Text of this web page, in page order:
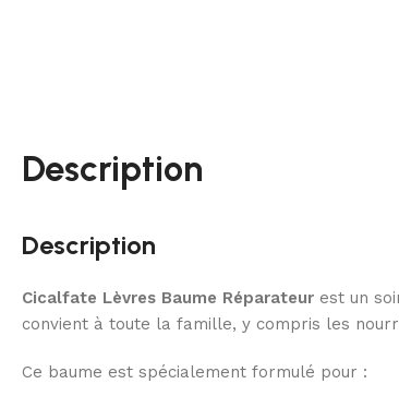
Description
Description
Cicalfate Lèvres Baume Réparateur est un
convient à toute la famille, y compris les
Ce baume est spécialement formulé pour :